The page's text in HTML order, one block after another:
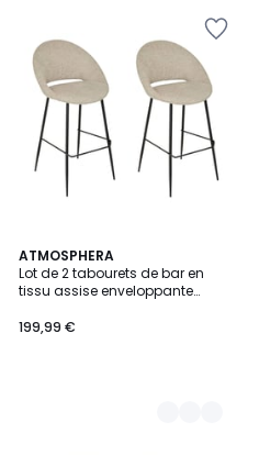
ATMOSPHERA
Lot de 2 tabourets de bar en
tissu assise enveloppante
199,99 €
2
Couleurs